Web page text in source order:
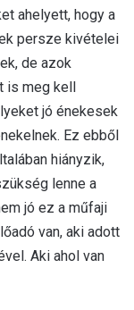
ahelyett, hogy a
persze kivételei
de azok
is meg kell
jó énekesek
Ez ebből
hiányzik,
lenne a
jó ez a műfaji
van, aki adott
Aki ahol van